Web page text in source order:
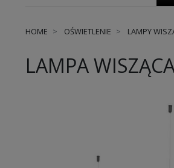
HOME OŚWIETLENIE LAMPY
LAMPA